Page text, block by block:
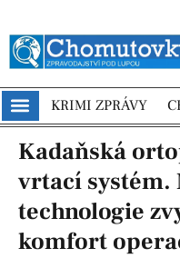
KRIMI ZPRÁVY
Kadaňská
vrtací systém.
technologie
komfort